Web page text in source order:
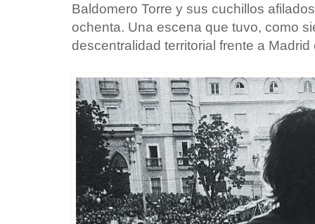
Baldomero Torre y sus cuchillos
ochenta. Una escena que tuvo, como
descentralidad territorial frente a Madrid